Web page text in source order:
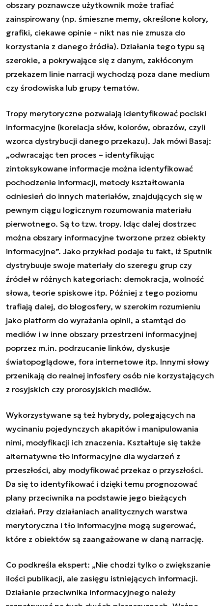
obszary poznawcze użytkownik może trafiać
zainspirowany (np. śmieszne memy, określone kolory,
grafiki, ciekawe opinie – nikt nas nie zmusza do
korzystania z danego źródła). Działania tego typu są
szerokie, a pokrywające się z danym, zakłóconym
przekazem linie narracji wychodzą poza dane medium
czy środowiska lub grupy tematów.
Tropy merytoryczne pozwalają identyfikować pociski
informacyjne (korelacja słów, kolorów, obrazów, czyli
wzorca dystrybucji danego przekazu). Jak mówi Basaj:
„odwracając ten proces – identyfikując
zintoksykowane informacje można identyfikować
pochodzenie informacji, metody kształtowania
odniesień do innych materiałów, znajdujących się w
pewnym ciągu logicznym rozumowania materiału
pierwotnego. Są to tzw. tropy. Idąc dalej dostrzec
można obszary informacyjne tworzone przez obiekty
informacyjne”. Jako przykład podaje tu fakt, iż Sputnik
dystrybuuje swoje materiały do szeregu grup czy
źródeł w różnych kategoriach: demokracja, wolność
słowa, teorie spiskowe itp. Później z tego poziomu
trafiają dalej, do blogosfery, w szerokim rozumieniu
jako platform do wyrażania opinii, a stamtąd do
mediów i w inne obszary przestrzeni informacyjnej
poprzez m.in. podrzucanie linków, dyskusje
światopoglądowe, fora internetowe itp. Innymi słowy
przenikają do realnej infosfery osób nie korzystających
z rosyjskich czy prorosyjskich mediów.
Wykorzystywane są też hybrydy, polegających na
wycinaniu pojedynczych akapitów i manipulowania
nimi, modyfikacji ich znaczenia. Kształtuje się także
alternatywne tło informacyjne dla wydarzeń z
przeszłości, aby modyfikować przekaz o przyszłości.
Da się to identyfikować i dzięki temu prognozować
plany przeciwnika na podstawie jego bieżących
działań. Przy działaniach analitycznych warstwa
merytoryczna i tło informacyjne mogą sugerować,
które z obiektów są zaangażowane w daną narrację.
Co podkreśla ekspert: „Nie chodzi tylko o zwiększanie
ilości publikacji, ale zasięgu istniejących informacji.
Działanie przeciwnika informacyjnego należy